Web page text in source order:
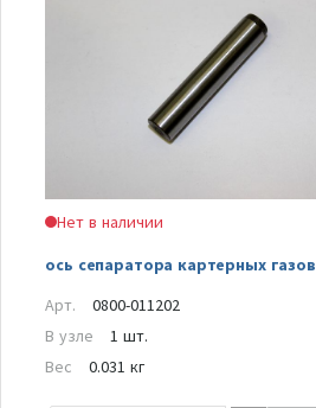
Нет в наличии
ось сепаратора картерных газов
Арт.
0800-011202
В узле
1 шт.
Вес
0.031 кг